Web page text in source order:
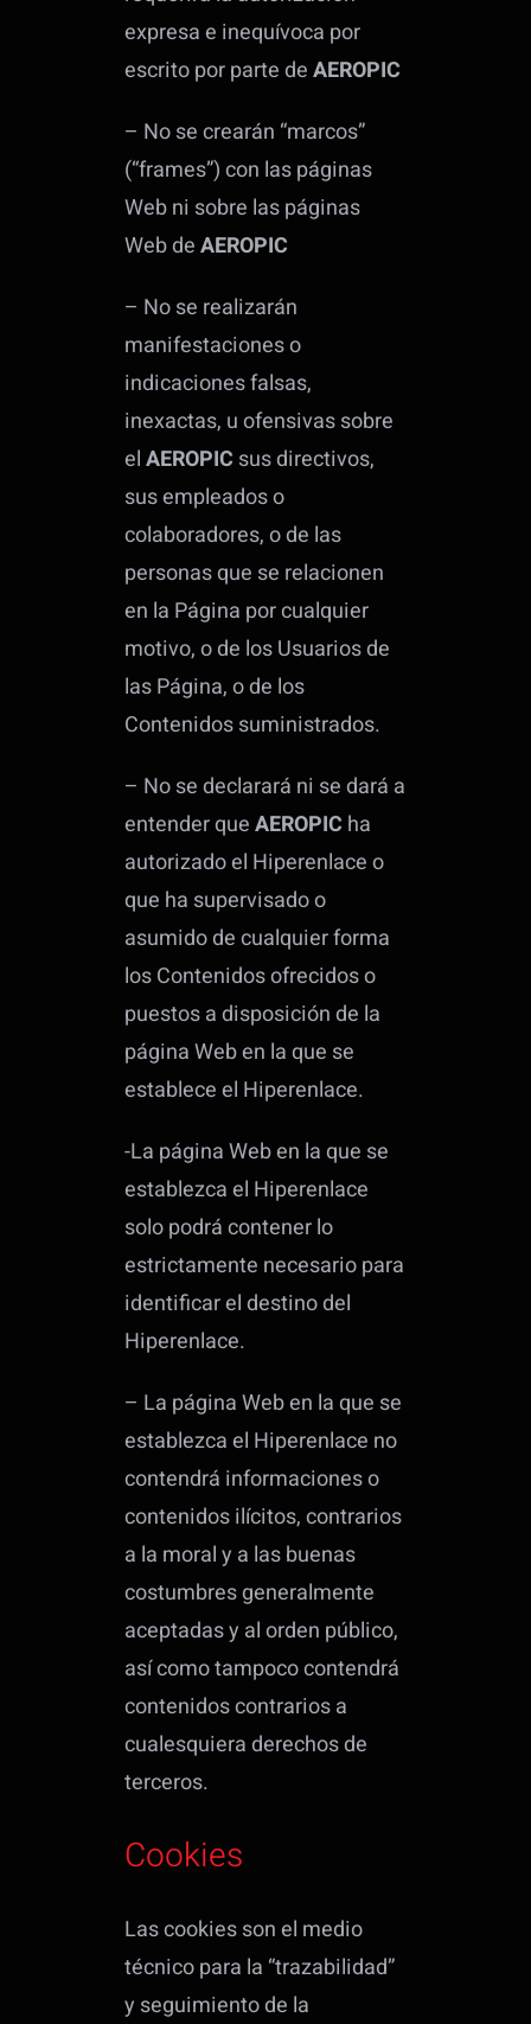
expresa e inequívoca por
escrito por parte deAEROPIC
– No se crearán “marcos”
(“frames”) con las páginas
Web ni sobre las páginas
Web deAEROPIC
– No se realizarán
manifestaciones o
indicaciones falsas,
inexactas, u ofensivas sobre
elAEROPIC sus directivos,
sus empleados o
colaboradores, o de las
personas que se relacionen
en la Página por cualquier
motivo, o de los Usuarios de
las Página, o de los
Contenidos suministrados.
– No se declarará ni se dará a
entender queAEROPIC ha
autorizado el Hiperenlace o
que ha supervisado o
asumido de cualquier forma
los Contenidos ofrecidos o
puestos a disposición de la
página Web en la que se
establece el Hiperenlace.
-La página Web en la que se
establezca el Hiperenlace
solo podrá contener lo
estrictamente necesario para
identificar el destino del
Hiperenlace.
– La página Web en la que se
establezca el Hiperenlace no
contendrá informaciones o
contenidos ilícitos, contrarios
a la moral y a las buenas
costumbres generalmente
aceptadas y al orden público,
así como tampoco contendrá
contenidos contrarios a
cualesquiera derechos de
terceros.
Cookies
Las cookies son el medio
técnico para la “trazabilidad”
y seguimiento de la